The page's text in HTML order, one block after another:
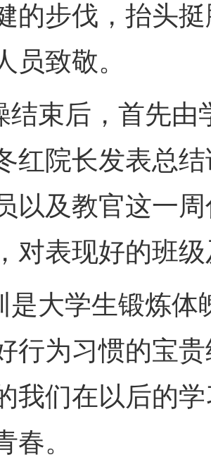
的步伐，抬头
员致敬。
结束后，首先由
红院长发表总
以及教官这一
对表现好的班
是大学生锻炼体
行为习惯的宝
我们在以后的
春。